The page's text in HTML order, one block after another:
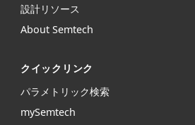
設計リソース
About Semtech
クイックリンク
パラメトリック検索
mySemtech